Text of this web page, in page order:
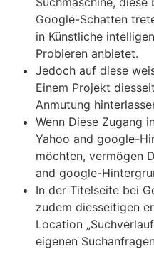
Google-Schatten
in Künstliche
Probieren anbietet.
Jedoch auf diese
Einem Projekt
Anmutung
Wenn Diese Zugang
Yahoo and google-
möchten, vermögen
and google-
In der Titelseite bei
zudem diesseitigen
Location
eigenen